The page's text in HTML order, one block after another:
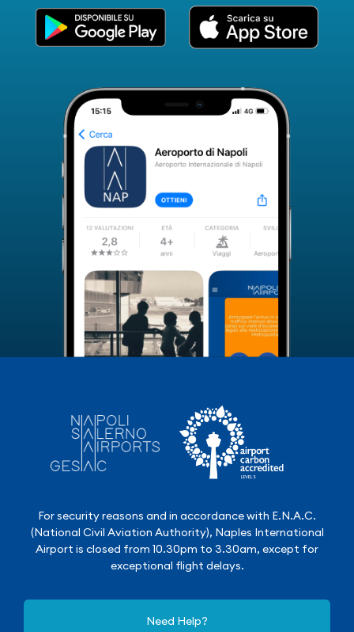
For security reasons and in accordance with E.N.A.C.
(National Civil Aviation Authority), Naples International
Airport is closed from 10.30pm to 3.30am, except for
exceptional flight delays.
Need Help?